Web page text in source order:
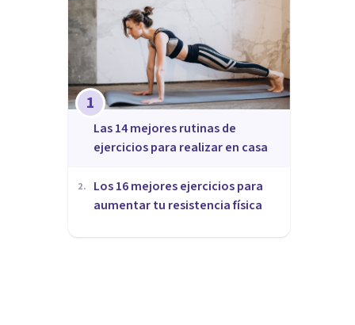
1
Las 14 mejores rutinas de
ejercicios para realizar en casa
2.
Los 16 mejores ejercicios para
aumentar tu resistencia física